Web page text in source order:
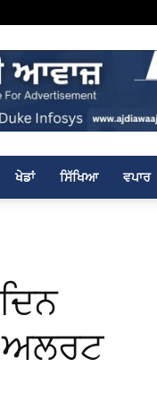
ਖੇਡਾਂ ਸਿੱਖਿਆ ਵਪਾਰ
ਅਲਰਟ